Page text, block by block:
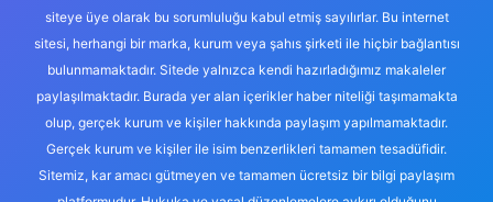
siteye üye olarak bu sorumluluğu kabul etmiş sayılırlar. Bu internet
sitesi, herhangi bir marka, kurum veya şahıs şirketi ile hiçbir bağlantısı
bulunmamaktadır. Sitede yalnızca kendi hazırladığımız makaleler
paylaşılmaktadır. Burada yer alan içerikler haber niteliği taşımamakta
olup, gerçek kurum ve kişiler hakkında paylaşım yapılmamaktadır.
Gerçek kurum ve kişiler ile isim benzerlikleri tamamen tesadüfidir.
Sitemiz, kar amacı gütmeyen ve tamamen ücretsiz bir bilgi paylaşım